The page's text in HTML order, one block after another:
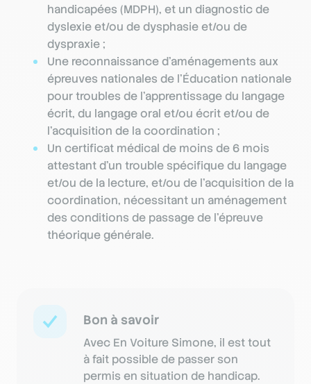
handicapées (MDPH), et un diagnostic de
dyslexie et/ou de dysphasie et/ou de
dyspraxie ;
Une reconnaissance d’aménagements aux
épreuves nationales de l’Éducation nationale
pour troubles de l’apprentissage du langage
écrit, du langage oral et/ou écrit et/ou de
l’acquisition de la coordination ;
Un certificat médical de moins de 6 mois
attestant d’un trouble spécifique du langage
et/ou de la lecture, et/ou de l’acquisition de la
coordination, nécessitant un aménagement
des conditions de passage de l’épreuve
théorique générale.
Bon à savoir
Avec En Voiture Simone, il est tout
à fait possible de passer son
permis en situation de handicap.